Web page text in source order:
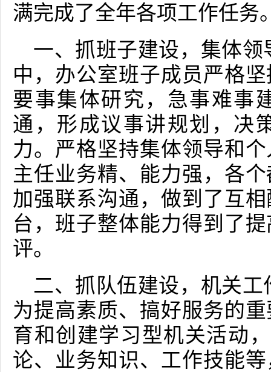
满完成了全年各项工作任务
一、抓班子建设，集体
中，办公室班子成员严格
要事集体研究，急事难事
通，形成议事讲规划，决
力。严格坚持集体领导和
主任业务精、能力强，各
加强联系沟通，做到了互
台，班子整体能力得到了
评。
二、抓队伍建设，机关
为提高素质、搞好服务的
育和创建学习型机关活动
论、业务知识、工作技能